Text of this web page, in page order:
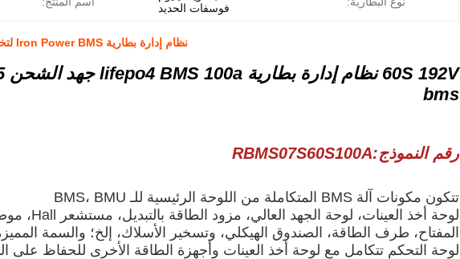
فوسفات الحديد
نظام إدارة بطارية Iron Power BMS لتخزين الطاقة الشمسية 60S 192V
bms
رقم النموذج:RBMS07S60S100A
تتكون مكونات آلة BMS المتكاملة من اللوحة الرئيسية للـ BMS، BMU
لوحة أخذ العينات، لوحة الجهد العالي، مزود الطاقة بالتبديل، مستشعر Hall، موصل التيار المستمر، ميكرو
المفتاح، طرف الطاقة، الصندوق الهيكلي، وتسخير الأسلاك، إلخ؛ والسمة
لوحة التحكم تتكامل مع لوحة أخذ العينات وأجهزة الطاقة الأخرى للحفاظ على